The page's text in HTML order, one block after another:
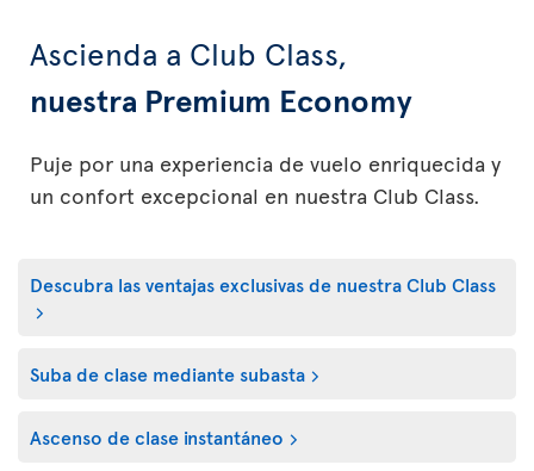
Ascienda a Club Class,
nuestra Premium Economy
Puje por una experiencia de vuelo enriquecida y
un confort excepcional en nuestra Club Class.
Descubra las ventajas exclusivas de nuestra Club Class
Suba de clase mediante subasta
Ascenso de clase instantáneo